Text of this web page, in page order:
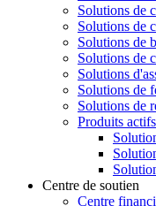
Solutions de
Solutions de
Solutions de
Solutions de
Solutions
Solutions de
Solutions de
Produits actifs
Centre de soutien
Centre